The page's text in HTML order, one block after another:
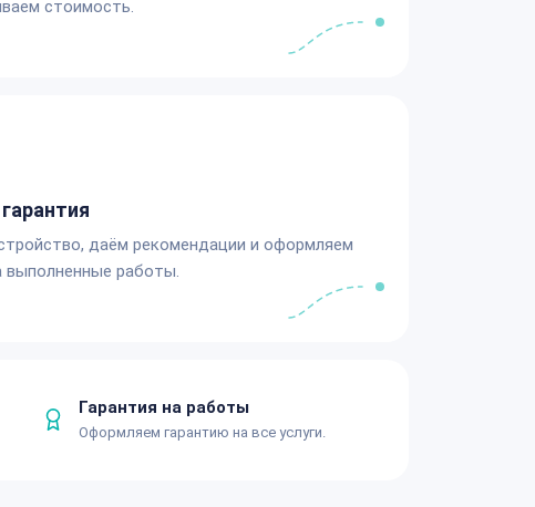
стоимость.
даём рекомендации и оформляем
выполненные работы.
Гарантия на работы
Оформляем гарантию на все услуги.